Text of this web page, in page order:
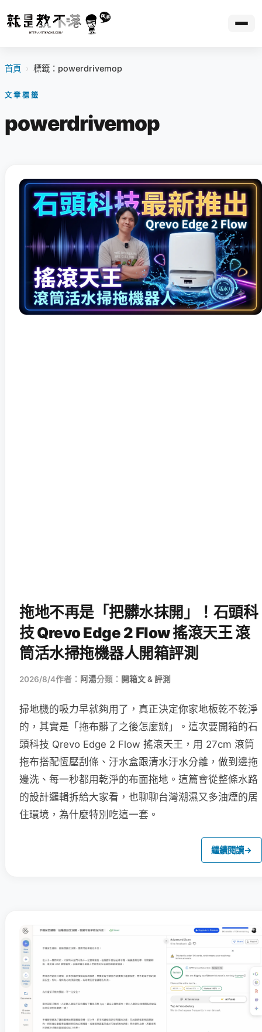
首頁 › 標籤：powerdrivemop
文章標籤
powerdrivemop
拖地不再是「把髒水抹開」！石頭科
技 Qrevo Edge 2 Flow 搖滾天王 滾
筒活水掃拖機器人開箱評測
2026/8/4作者： 阿湯分類： 開箱文 & 評測
掃地機的吸力早就夠用了，真正決定你家地板乾不乾淨
的，其實是「拖布髒了之後怎麼辦」。這次要開箱的石
頭科技 Qrevo Edge 2 Flow 搖滾天王，用 27cm 滾筒
拖布搭配恆壓刮條、汙水盒跟清水汙水分離，做到邊拖
邊洗、每一秒都用乾淨的布面拖地。這篇會從整條水路
的設計邏輯拆給大家看，也聊聊台灣潮濕又多油煙的居
住環境，為什麼特別吃這一套。
繼續閱讀→